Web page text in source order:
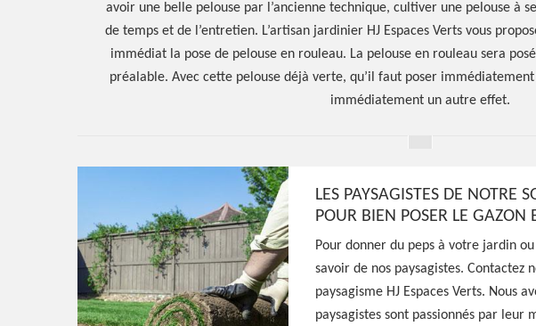
Hoerter Joseph Elagage 58
Entreprise pose de
en rouleau Arthel
avoir une belle pelouse par l’ancienne technique, cultiver une pelouse à
de temps et de l’entretien. L’artisan jardinier HJ Espaces Verts vous
immédiat la pose de pelouse en rouleau. La pelouse en rouleau sera
préalable. Avec cette pelouse déjà verte, qu’il faut poser
immédiatement un autre effet.
LES PAYSAGISTES DE NOTRE
POUR BIEN POSER LE GAZON
Pour donner du peps à votre jardin
savoir de nos paysagistes. Contactez
paysagisme HJ Espaces Verts. Nous
paysagistes sont passionnés par